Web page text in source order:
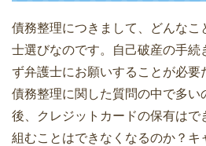
債務整理につきまして、どんなこ
士選びなのです。自己破産の手続
ず弁護士にお願いすることが必要
債務整理に関した質問の中で多い
後、クレジットカードの保有はで
組むことはできなくなるのか？キ